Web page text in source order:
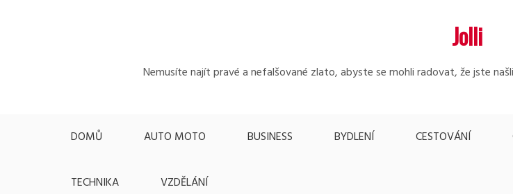
Jolli
Nemusíte najít pravé a nefalšované zlato, abyste se mohli radovat, že jste
DOMŮ AUTO MOTO BUSINESS BYDLENÍ CESTOVÁNÍ
TECHNIKA VZDĚLÁNÍ